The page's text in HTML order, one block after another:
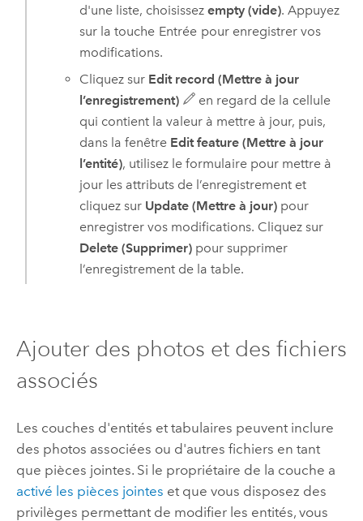
d'une liste, choisissezempty (vide). Appuyez
sur la touche Entrée pour enregistrer vos
modifications.
Cliquez sur Edit record (Mettre à jour
l’enregistrement)
en regard de la cellule
qui contient la valeur à mettre à jour, puis,
dans la fenêtre Edit feature (Mettre à jour
l’entité), utilisez le formulaire pour mettre à
jour les attributs de l’enregistrement et
cliquez sur Update (Mettre à jour) pour
enregistrer vos modifications. Cliquez sur
Delete (Supprimer) pour supprimer
l’enregistrement de la table.
Ajouter des photos et des fichiers
associés
Les couches d'entités et tabulaires peuvent inclure
des photos associées ou d'autres fichiers en tant
que pièces jointes. Si le propriétaire de la couche a
activé les pièces jointes et que vous disposez des
privilèges permettant de modifier les entités, vous